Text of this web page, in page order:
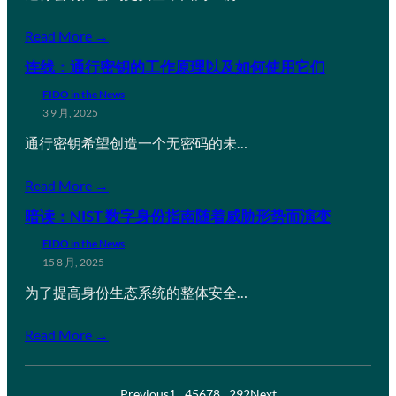
Read More →
连线：通行密钥的工作原理以及如何使用它们
FIDO in the News
3 9 月, 2025
通行密钥希望创造一个无密码的未…
Read More →
暗读：NIST 数字身份指南随着威胁形势而演变
FIDO in the News
15 8 月, 2025
为了提高身份生态系统的整体安全…
Read More →